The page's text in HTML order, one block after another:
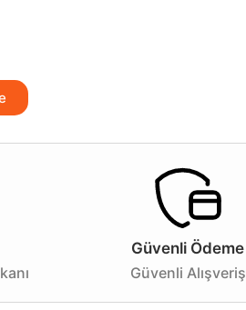
alanları vurgulamak sizin elinizde.
Güvenli Ödeme
Güvenli Alışveriş